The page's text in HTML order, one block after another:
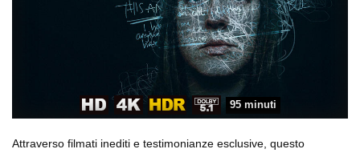
95 minuti
Attraverso filmati inediti e testimonianze esclusive, questo